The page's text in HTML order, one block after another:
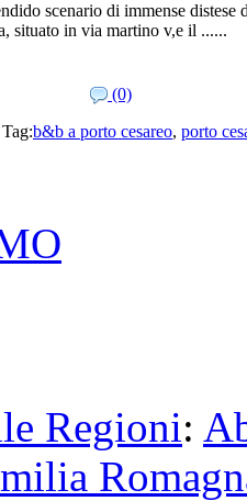
scenario di immense
situato in via martino v,e il ......
(0)
Tag:b&b a porto cesareo, porto
Regioni: